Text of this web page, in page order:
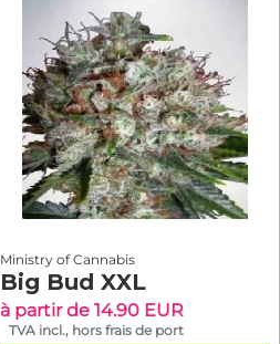
Ministry of Cannabis
Big Bud XXL
à partir de 14.90 EUR
TVA incl., hors frais de port